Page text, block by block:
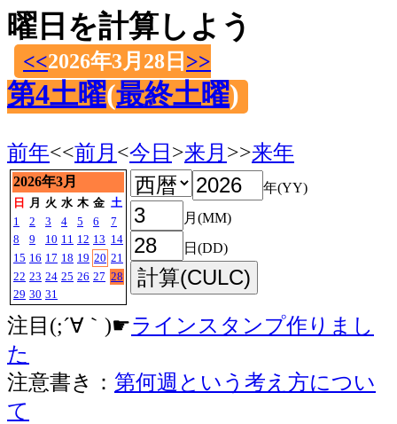
曜日を計算しよう
<<2026年3月28日 >>
第4土曜(最終土曜)
前年<<前月 <今日 >来月 >>来年
2026年3月
日 月 火 水 木 金 土
1
2 3 4 5 6
7
8
9 10 11 12 13 14
15 16 17 18 19 20 21
22 23 24 25 26 27 28
29 30 31
年(YY)
月(MM)
日(DD)
注目(;´∀｀)☛ラインスタンプ作りまし
た
注意書き： 第何週という考え方につい
て